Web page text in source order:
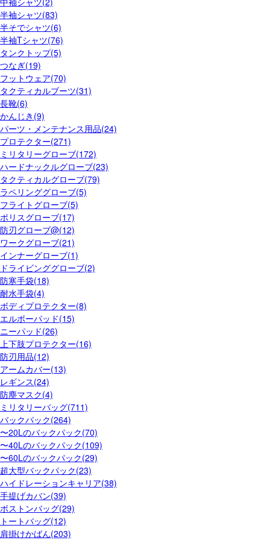
半袖シャツ(83)
半そでシャツ(6)
半袖Tシャツ(76)
タンクトップ(5)
つなぎ(19)
フットウェア(70)
タクティカルブーツ(31)
長靴(6)
かんじき(9)
パーツ・メンテナンス用品(24)
プロテクター(271)
ミリタリーグローブ(172)
ハードナックルグローブ(23)
タクティカルグローブ(79)
ラペリンググローブ(5)
フライトグローブ(5)
ポリスグローブ(17)
防刃グローブ@(12)
ワークグローブ(21)
インナーグローブ(1)
ドライビンググローブ(2)
防寒手袋(18)
耐水手袋(4)
ボディプロテクター(8)
エルボーパッド(15)
ニーパッド(26)
上下肢プロテクター(16)
防刃用品(12)
アームカバー(13)
レギンス(24)
防塵マスク(4)
ミリタリーバッグ(711)
バックパック(264)
〜20Lのバックパック(70)
〜40Lのバックパック(109)
〜60Lのバックパック(29)
超大型バックパック(23)
ハイドレーションキャリア(38)
手提げカバン(39)
ボストンバッグ(29)
トートバッグ(12)
肩掛けかばん(203)